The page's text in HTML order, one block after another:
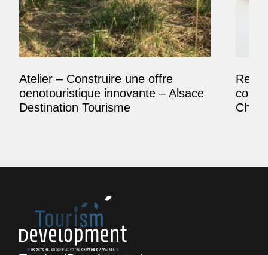
Atelier – Construire une offre
oenotouristique innovante – Alsace
Destination Tourisme